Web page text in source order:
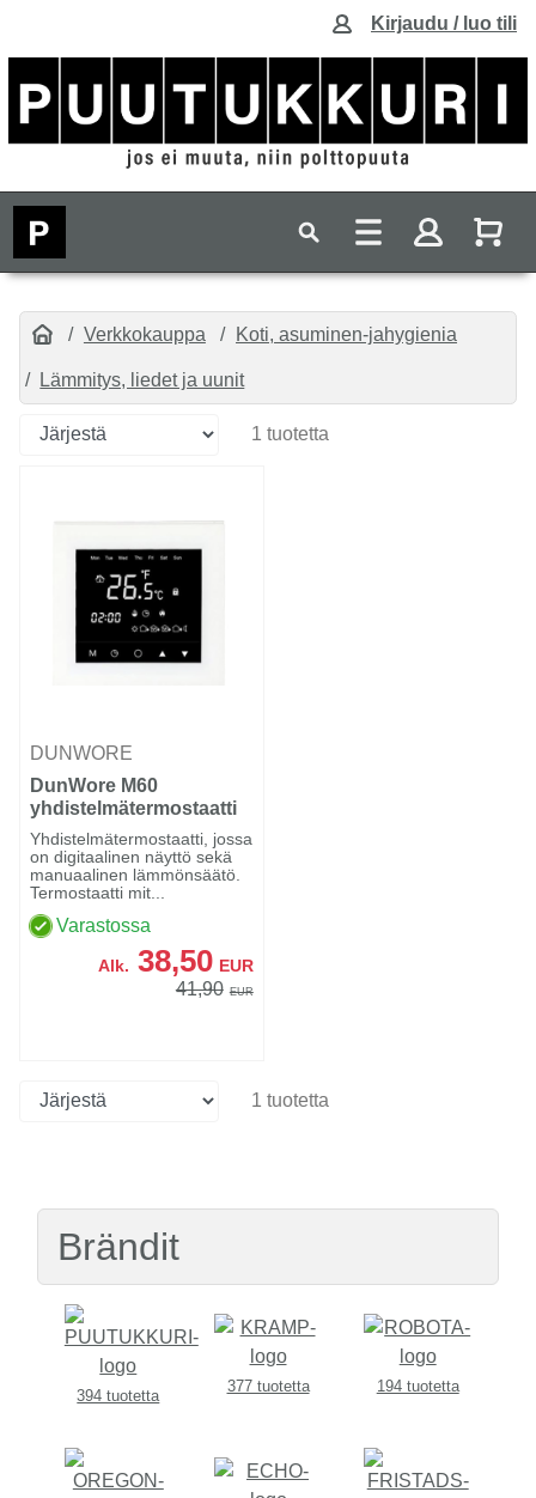
Kirjaudu / luo tili
Verkkokauppa Koti, asuminen-jahygienia
Lämmitys, liedet ja uunit
1 tuotetta
DUNWORE
DunWore M60
yhdistelmätermostaatti
Yhdistelmätermostaatti, jossa
on digitaalinen näyttö sekä
manuaalinen lämmönsäätö.
Termostaatti mit...
Varastossa
Alk. 38,50 EUR
41,90 EUR
1 tuotetta
Brändit
394 tuotetta
377 tuotetta 194 tuotetta